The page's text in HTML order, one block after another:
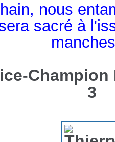
nous
sacré à
Champion
3